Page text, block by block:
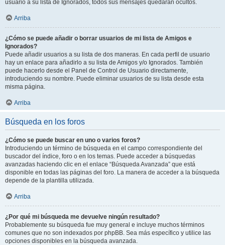
usuario a su lista de Ignorados, todos sus mensajes quedarán ocultos.
Arriba
¿Cómo se puede añadir o borrar usuarios de mi lista de Amigos e
Ignorados?
Puede añadir usuarios a su lista de dos maneras. En cada perfil de usuario
hay un enlace para añadirlo a su lista de Amigos y/o Ignorados. También
puede hacerlo desde el Panel de Control de Usuario directamente,
introduciendo su nombre. Puede eliminar usuarios de su lista desde esta
misma página.
Arriba
Búsqueda en los foros
¿Cómo se puede buscar en uno o varios foros?
Introduciendo un término de búsqueda en el campo correspondiente del
buscador del índice, foro o en los temas. Puede acceder a búsquedas
avanzadas haciendo clic en el enlace “Búsqueda Avanzada” que está
disponible en todas las páginas del foro. La manera de acceder a la búsqueda
depende de la plantilla utilizada.
Arriba
¿Por qué mi búsqueda me devuelve ningún resultado?
Probablemente su búsqueda fue muy general e incluye muchos términos
comunes que no son indexados por phpBB. Sea más específico y utilice las
opciones disponibles en la búsqueda avanzada.